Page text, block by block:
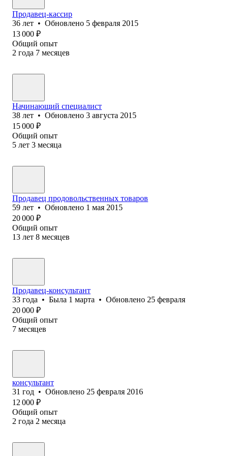
Продавец-кассир
36 лет • Обновлено 5 февраля 2015
13 000 ₽
Общий опыт
2 года 7 месяцев
Начинающий специалист
38 лет • Обновлено 3 августа 2015
15 000 ₽
Общий опыт
5 лет 3 месяца
Продавец продовольственных товаров
59 лет • Обновлено 1 мая 2015
20 000 ₽
Общий опыт
13 лет 8 месяцев
Продавец-консультант
33 года • Была 1 марта • Обновлено 25 февраля
20 000 ₽
Общий опыт
7 месяцев
консультант
31 год • Обновлено 25 февраля 2016
12 000 ₽
Общий опыт
2 года 2 месяца